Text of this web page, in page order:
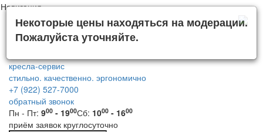
Навигация
кресла-сервис
стильно. качественно. эргономично
+7 (922) 527-7000
обратный звонок
Пн - Пт: 900 - 1900Сб: 1000 - 1600
приём заявок круглосуточно
Некоторые цены находяться на модерации.
Пожалуйста уточняйте.